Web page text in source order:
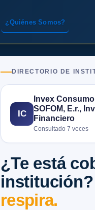
¿Quiénes Somos?
DIRECTORIO DE
IC
Invex
SOFOM, E.r.,
Financiero
Consultado 7 veces
¿Te está
respira.